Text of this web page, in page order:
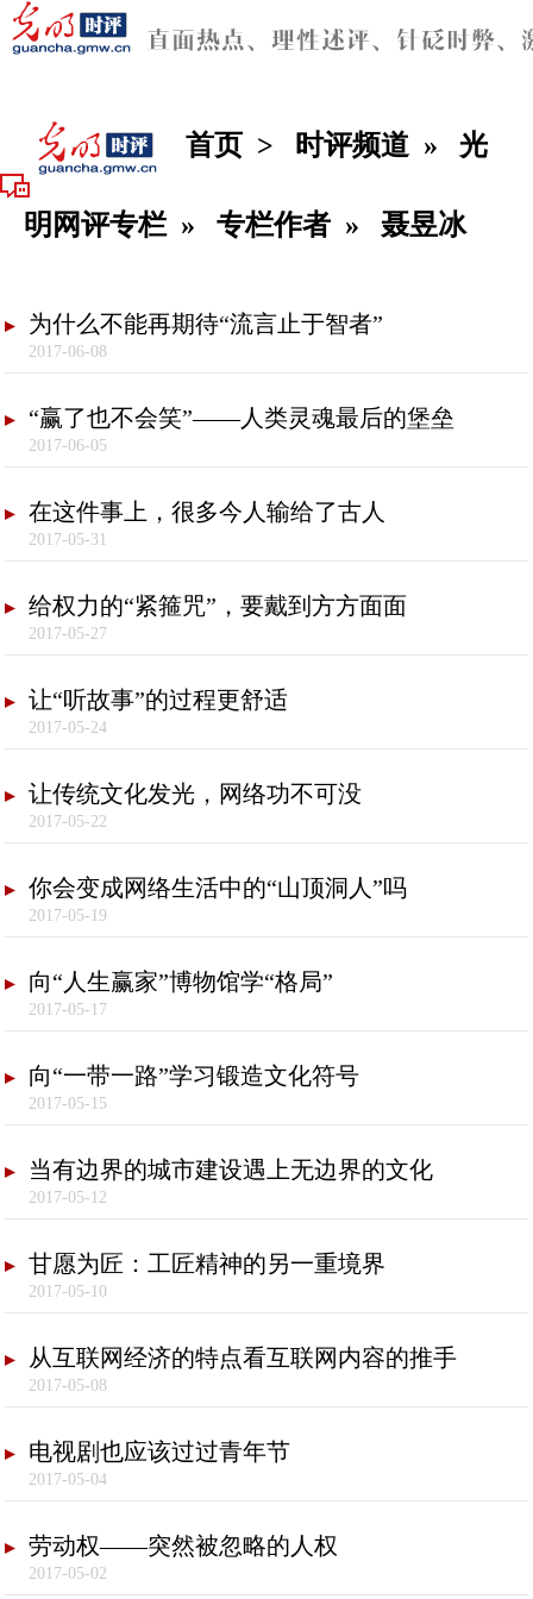
首页 > 时评频道 » 光
明网评专栏 » 专栏作者 » 聂昱冰
为什么不能再期待“流言止于智者”
2017-06-08
“赢了也不会笑”——人类灵魂最后的堡垒
2017-06-05
在这件事上，很多今人输给了古人
2017-05-31
给权力的“紧箍咒”，要戴到方方面面
2017-05-27
让“听故事”的过程更舒适
2017-05-24
让传统文化发光，网络功不可没
2017-05-22
你会变成网络生活中的“山顶洞人”吗
2017-05-19
向“人生赢家”博物馆学“格局”
2017-05-17
向“一带一路”学习锻造文化符号
2017-05-15
当有边界的城市建设遇上无边界的文化
2017-05-12
甘愿为匠：工匠精神的另一重境界
2017-05-10
从互联网经济的特点看互联网内容的推手
2017-05-08
电视剧也应该过过青年节
2017-05-04
劳动权——突然被忽略的人权
2017-05-02